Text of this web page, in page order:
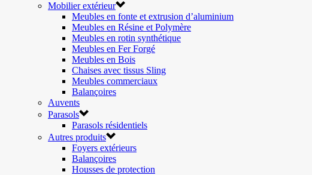
Mobilier extérieur
Meubles en fonte et extrusion d’aluminium
Meubles en Résine et Polymère
Meubles en rotin synthétique
Meubles en Fer Forgé
Meubles en Bois
Chaises avec tissus Sling
Meubles commerciaux
Balançoires
Auvents
Parasols
Parasols résidentiels
Autres produits
Foyers extérieurs
Balançoires
Housses de protection